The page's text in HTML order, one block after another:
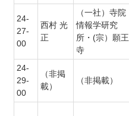
24-
27-
00
西村 光
正
（一社）寺院
情報学研究
所・(宗）願王
寺
24-
29-
00
（非掲
載）
（非掲載）